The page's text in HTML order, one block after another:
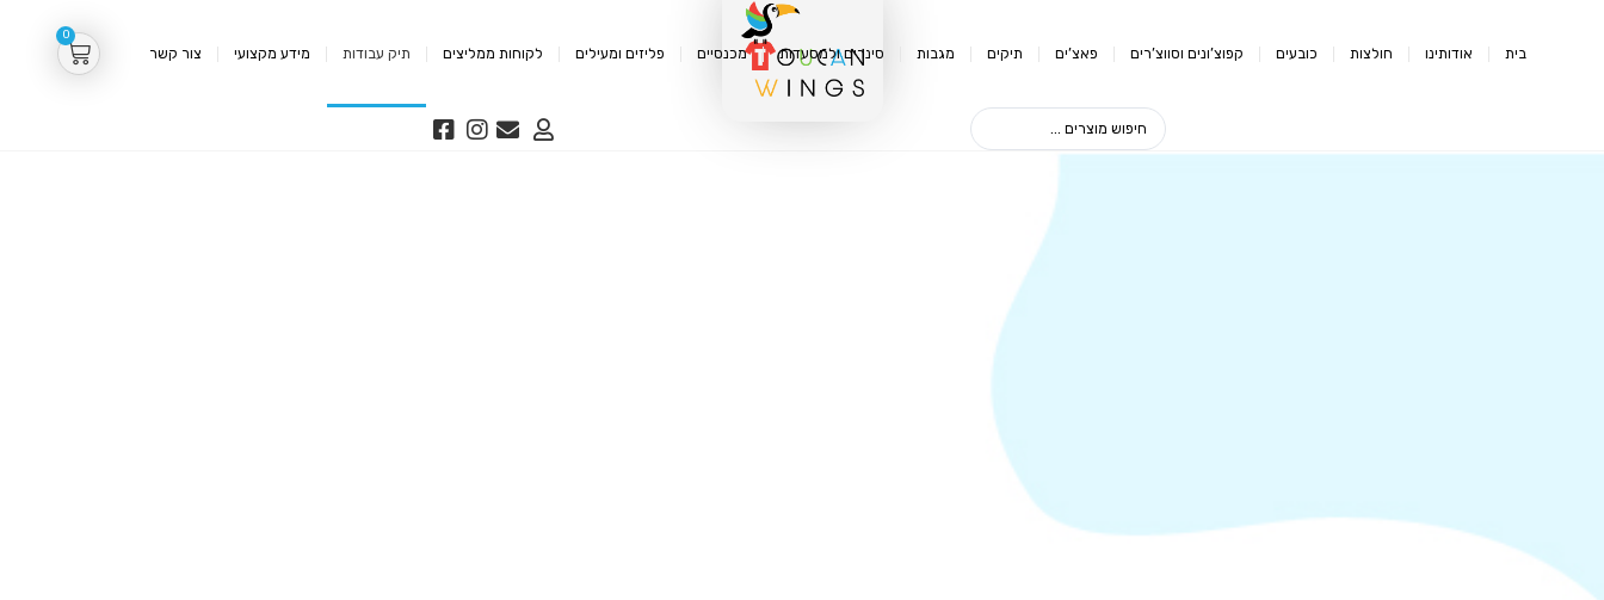
בית אודותינו חולצות כובעים קפוצ’ונים וסווצ’רים פאצ’ים תיקים מגבות סינרים ולמסעדות מכנסיים פליזים ומעילים לקוחות ממליצים תיק עבודות מידע מקצועי צור קשר
0